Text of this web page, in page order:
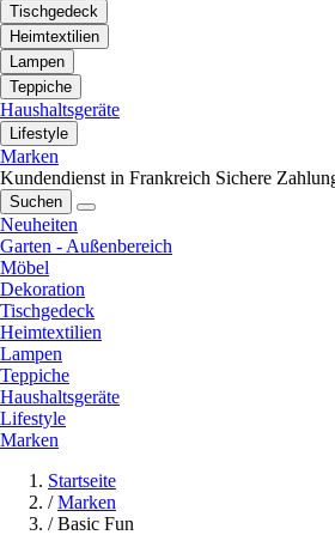
Tischgedeck
Heimtextilien
Lampen
Teppiche
Haushaltsgeräte
Lifestyle
Marken
Kundendienst in Frankreich Sichere
Suchen
Neuheiten
Garten - Außenbereich
Möbel
Dekoration
Tischgedeck
Heimtextilien
Lampen
Teppiche
Haushaltsgeräte
Lifestyle
Marken
Startseite
/ Marken
/ Basic Fun